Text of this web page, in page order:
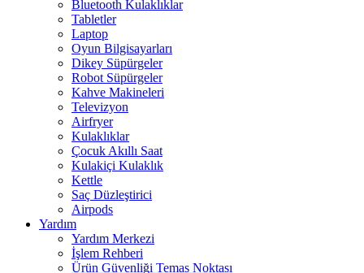
Bluetooth Kulaklıklar
Tabletler
Laptop
Oyun Bilgisayarları
Dikey Süpürgeler
Robot Süpürgeler
Kahve Makineleri
Televizyon
Airfryer
Kulaklıklar
Çocuk Akıllı Saat
Kulakiçi Kulaklık
Kettle
Saç Düzleştirici
Airpods
Yardım
Yardım Merkezi
İşlem Rehberi
Ürün Güvenliği Temas Noktası